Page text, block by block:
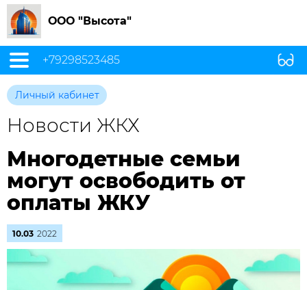
ООО "Высота"
+79298523485
Личный кабинет
Новости ЖКХ
Многодетные семьи
могут освободить от
оплаты ЖКУ
10.03 2022